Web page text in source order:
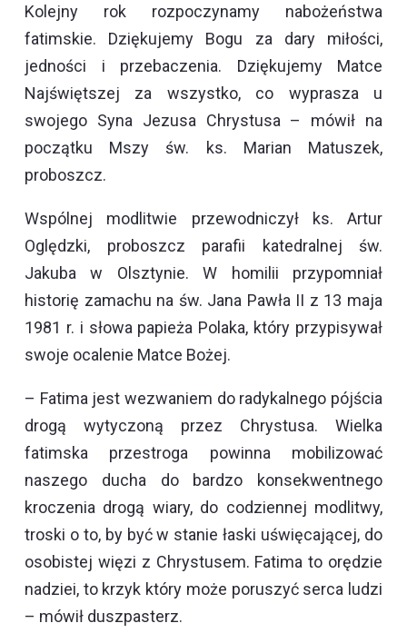
Kolejny rok rozpoczynamy nabożeństwa
fatimskie. Dziękujemy Bogu za dary miłości,
jedności i przebaczenia. Dziękujemy Matce
Najświętszej za wszystko, co wyprasza u
swojego Syna Jezusa Chrystusa – mówił na
początku Mszy św. ks. Marian Matuszek,
proboszcz.
Wspólnej modlitwie przewodniczył ks. Artur
Oględzki, proboszcz parafii katedralnej św.
Jakuba w Olsztynie. W homilii przypomniał
historię zamachu na św. Jana Pawła II z 13 maja
1981 r. i słowa papieża Polaka, który przypisywał
swoje ocalenie Matce Bożej.
– Fatima jest wezwaniem do radykalnego pójścia
drogą wytyczoną przez Chrystusa. Wielka
fatimska przestroga powinna mobilizować
naszego ducha do bardzo konsekwentnego
kroczenia drogą wiary, do codziennej modlitwy,
troski o to, by być w stanie łaski uświęcającej, do
osobistej więzi z Chrystusem. Fatima to orędzie
nadziei, to krzyk który może poruszyć serca ludzi
– mówił duszpasterz.